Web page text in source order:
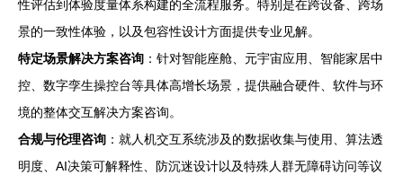
性评估到体验度量体系构建的全流程服务。特别是在跨设备、跨场
景的一致性体验，以及包容性设计方面提供专业见解。
特定场景解决方案咨询 ：针对智能座舱、元宇宙应用、智能家居中
控、数字孪生操控台等具体高增长场景，提供融合硬件、软件与环
境的整体交互解决方案咨询。
合规与伦理咨询 ：就人机交互系统涉及的数据收集与使用、算法透
明度、AI决策可解释性、防沉迷设计以及特殊人群无障碍访问等议